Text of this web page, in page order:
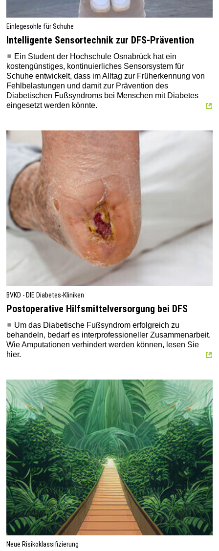
Einlegesohle für Schuhe
Intelligente Sensortechnik zur DFS-Prävention
Ein Student der Hochschule Osnabrück hat ein
kostengünstiges, kontinuierliches Sensorsystem für
Schuhe entwickelt, dass im Alltag zur Früherkennung von
Fehlbelastungen und damit zur Prävention des
Diabetischen Fußsyndroms bei Menschen mit Diabetes
eingesetzt werden könnte.
BVKD - DIE Diabetes-Kliniken
Postoperative Hilfsmittelversorgung bei DFS
Um das Diabetische Fußsyndrom erfolgreich zu
behandeln, bedarf es interprofessioneller Zusammenarbeit.
Wie Amputationen verhindert werden können, lesen Sie
hier.
Neue Risikoklassifizierung